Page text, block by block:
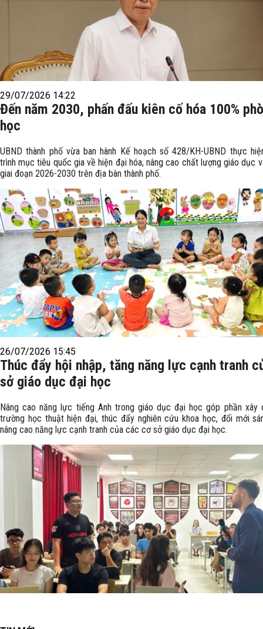
29/07/2026 14:22
Đến năm 2030, phấn đấu kiên cố hóa 100%
học
UBND thành phố vừa ban hành Kế hoạch số 428/KH-UBND thực
trình mục tiêu quốc gia về hiện đại hóa, nâng cao chất lượng giáo dục
giai đoạn 2026-2030 trên địa bàn thành phố.
26/07/2026 15:45
Thúc đẩy hội nhập, tăng năng lực cạnh tranh
sở giáo dục đại học
Nâng cao năng lực tiếng Anh trong giáo dục đại học góp phần xây
trường học thuật hiện đại, thúc đẩy nghiên cứu khoa học, đổi mới
nâng cao năng lực cạnh tranh của các cơ sở giáo dục đại học.